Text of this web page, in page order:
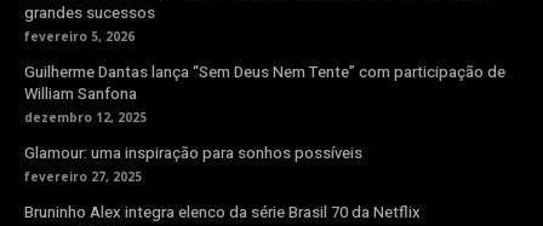
grandes sucessos
fevereiro 5, 2026
Guilherme Dantas lança “Sem Deus Nem Tente” com participação de
William Sanfona
dezembro 12, 2025
Glamour: uma inspiração para sonhos possíveis
fevereiro 27, 2025
Bruninho Alex integra elenco da série Brasil 70 da Netflix